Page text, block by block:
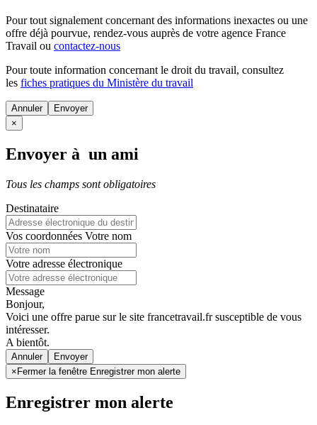
Pour tout signalement concernant des informations inexactes ou une
offre déjà pourvue, rendez-vous auprès de votre agence France
Travail ou contactez-nous
Pour toute information concernant le droit du travail, consultez
les fiches pratiques du Ministère du travail
Annuler
×
Envoyer à un ami
Tous les champs sont obligatoires
Destinataire
Vos coordonnées Votre nom
Votre adresse électronique
Message
Bonjour,
Voici une offre parue sur le site francetravail.fr susceptible de vous
intéresser.
A bientôt.
Annuler
× Fermer la fenêtre Enregistrer mon alerte
Enregistrer mon alerte